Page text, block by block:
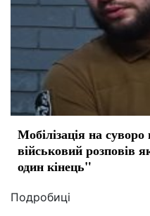
Мобілізація на
військовий розповів
один кінець"
Подробиці